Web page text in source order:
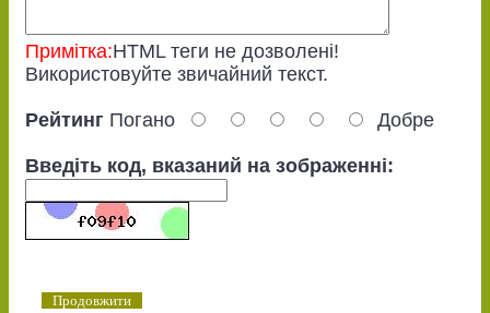
Примітка:HTML теги не дозволені!
Використовуйте звичайний текст.
Рейтинг Погано Добре
Введіть код, вказаний на зображенні:
Продовжити